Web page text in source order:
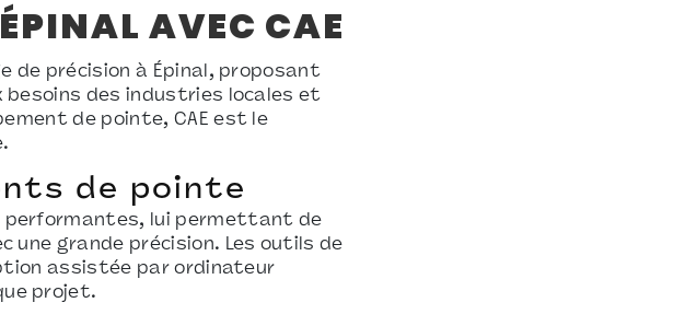
AVEC CAE
de précision à Épinal, proposant
besoins des industries locales et
de pointe, CAE est le
de pointe
performantes, lui permettant de
une grande précision. Les outils de
assistée par ordinateur
projet.